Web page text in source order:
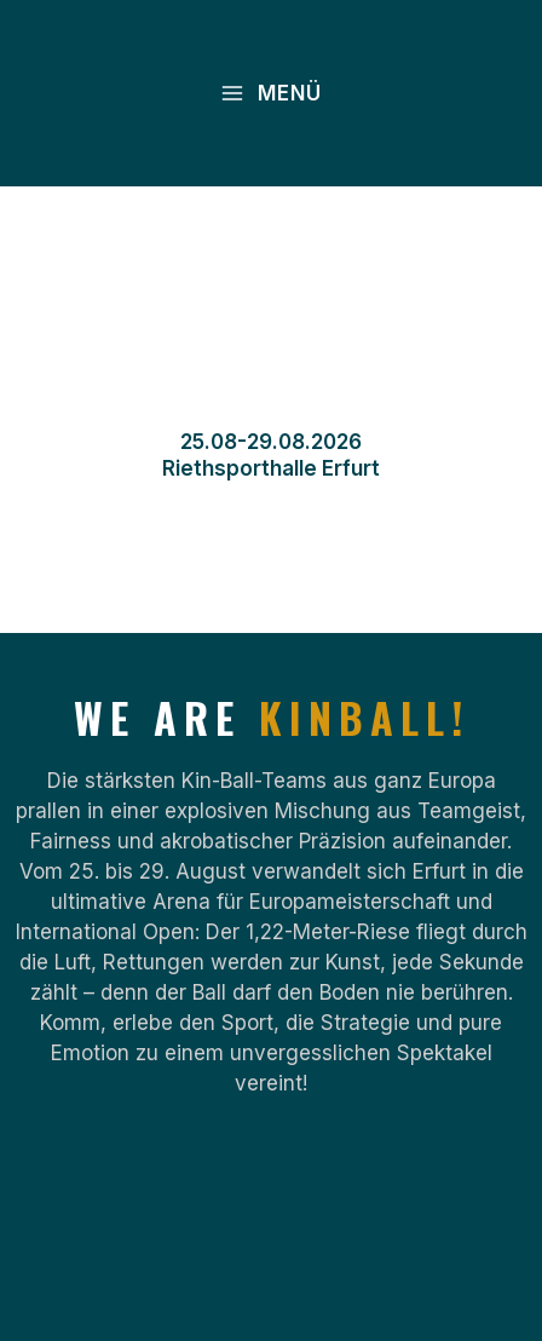
MENÜ
KIN BALL
25.08-29.08.2026
Riethsporthalle Erfurt
WE ARE KINBALL!
Die stärksten Kin-Ball-Teams aus ganz Europa
prallen in einer explosiven Mischung aus Teamgeist,
Fairness und akrobatischer Präzision aufeinander.
Vom 25. bis 29. August verwandelt sich Erfurt in die
ultimative Arena für Europameisterschaft und
International Open: Der 1,22-Meter-Riese fliegt durch
die Luft, Rettungen werden zur Kunst, jede Sekunde
zählt – denn der Ball darf den Boden nie berühren.
Komm, erlebe den Sport, die Strategie und pure
Emotion zu einem unvergesslichen Spektakel
vereint!